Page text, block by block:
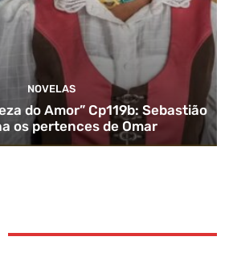
NOVELAS
do Amor” Cp119b: Sebastião
os pertences de Omar